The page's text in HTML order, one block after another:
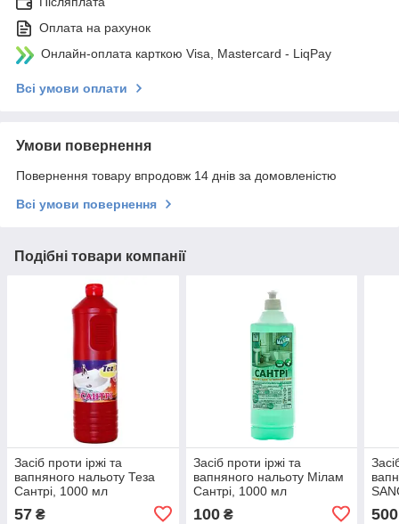
Оплата на рахунок
Онлайн-оплата карткою Visa, Mastercard - LiqPay
Всі умови оплати
Умови повернення
Повернення товару впродовж 14 днів за домовленістю
Всі умови повернення
Подібні товари компанії
Засіб проти іржі та
вапняного нальоту Теза
Сантрі, 1000 мл
57 ₴
Засіб проти іржі та
вапняного нальоту Мілам
Сантрі, 1000 мл
100₴ 500